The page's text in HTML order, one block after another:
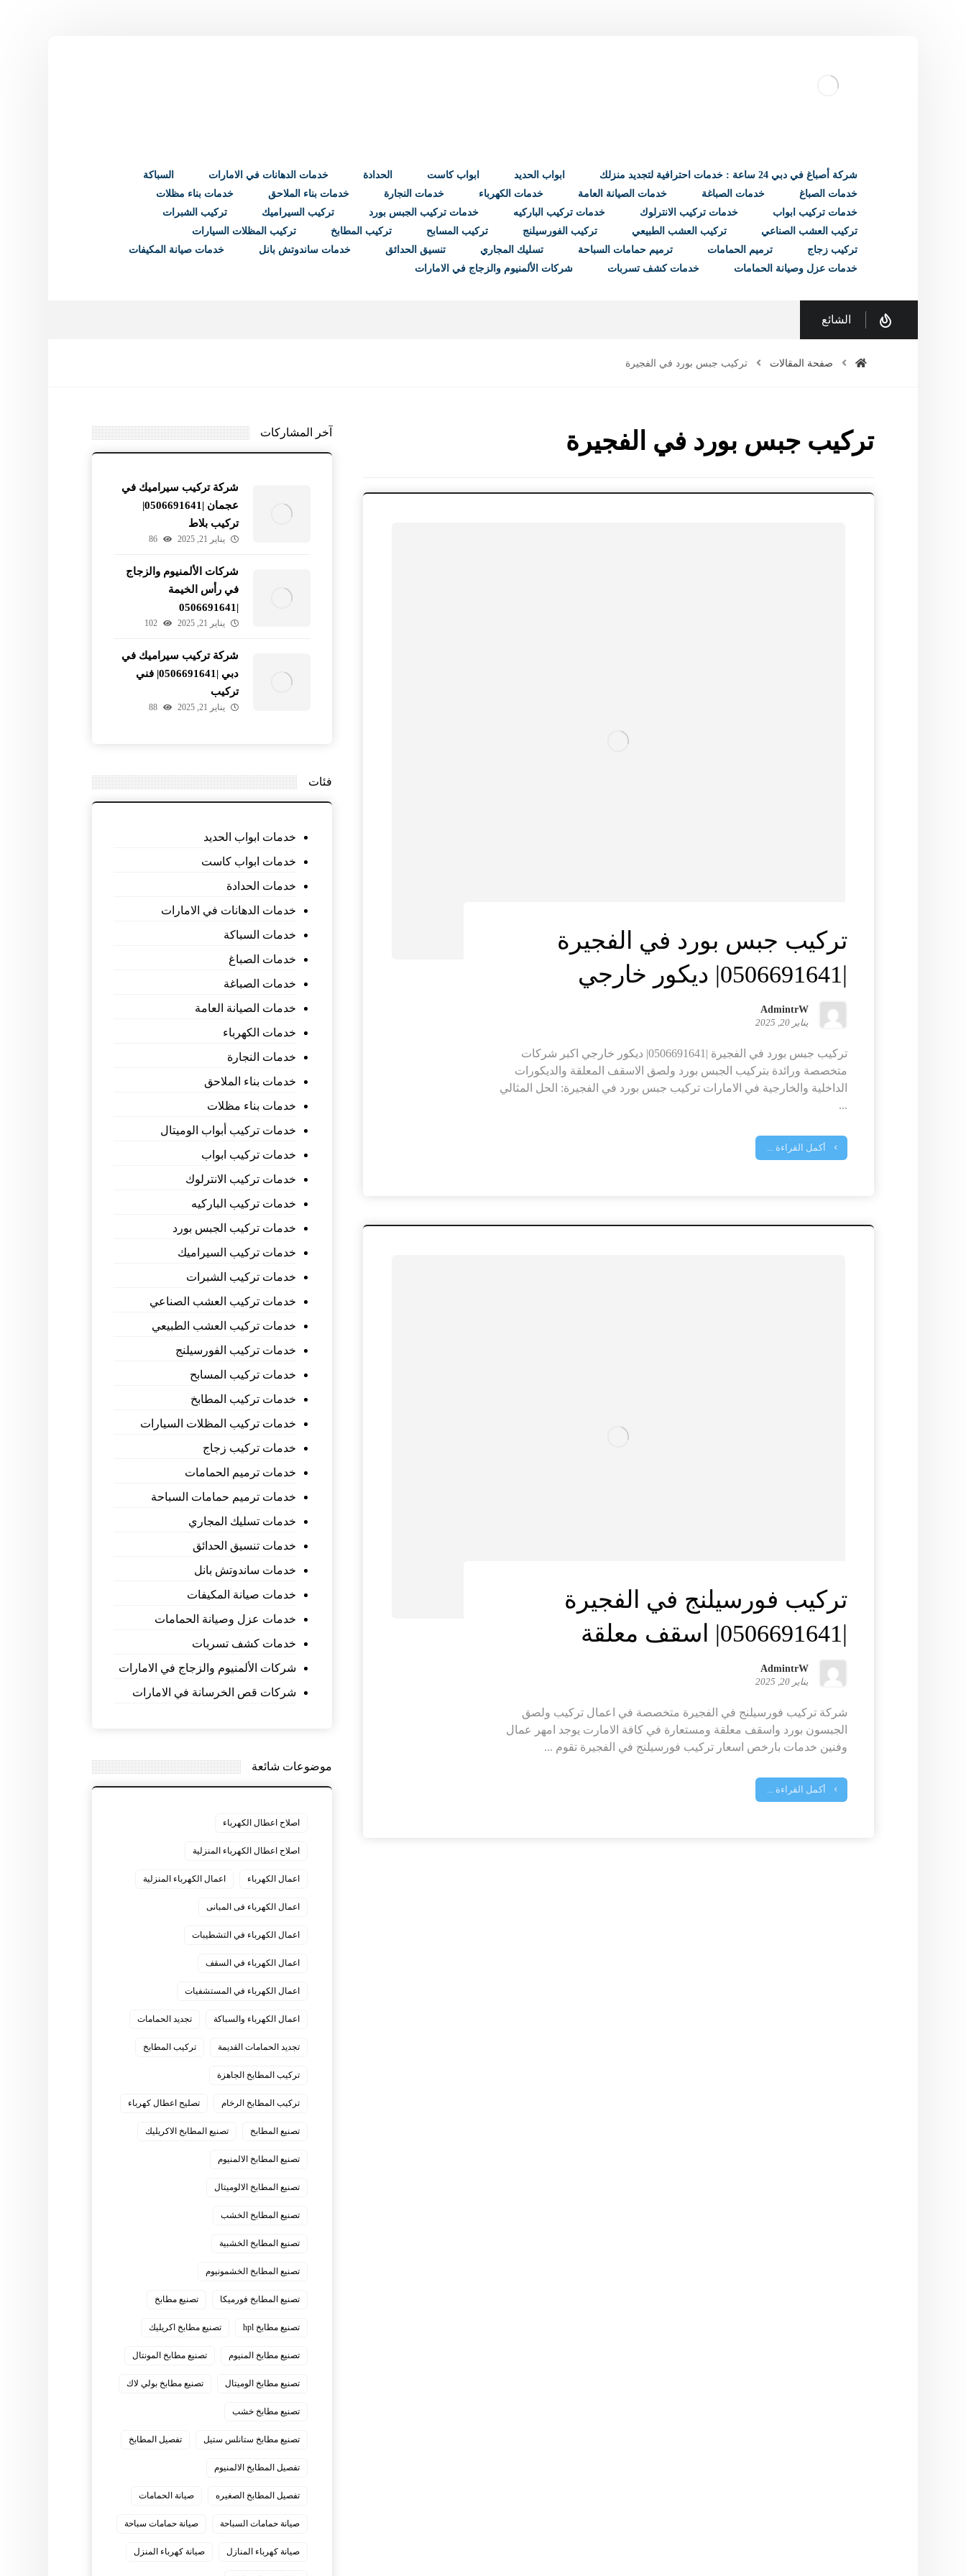
شركة أصباغ في دبي 24 ساعة : خدمات احترافية لتجديد منزلك ابواب الحديد ابواب كاست الحدادة خدمات الدهانات في الامارات
السباكة
خدمات الصباغ
خدمات الصباغة خدمات الصيانة العامة خدمات الكهرباء خدمات النجارة خدمات بناء الملاحق
خدمات بناء مظلات
خدمات تركيب ابواب
خدمات تركيب الانترلوك خدمات تركيب الباركيه خدمات تركيب الجبس بورد تركيب السيراميك
تركيب الشبرات
تركيب العشب الصناعي
تركيب العشب الطبيعي تركيب الفورسيلنج تركيب المسابح تركيب المطابخ
تركيب المظلات السيارات
تركيب زجاج
ترميم الحمامات ترميم حمامات السباحة تسليك المجاري تنسيق الحدائق خدمات ساندوتش بانل
خدمات صيانة المكيفات
خدمات عزل وصيانة الحمامات
خدمات كشف تسربات شركات الألمنيوم والزجاج في الامارات
الشائع
صفحة المقالات تركيب جبس بورد في الفجيرة
تركيب جبس بورد في الفجيرة
تركيب جبس بورد في الفجيرة
|0506691641| ديكور خارجي
AdmintrW
يناير 20, 2025
تركيب جبس بورد في الفجيرة |0506691641| ديكور خارجي اكبر شركات
متخصصة ورائدة بتركيب الجبس بورد ولصق الاسقف المعلقة والديكورات
الداخلية والخارجية في الامارات تركيب جبس بورد في الفجيرة: الحل المثالي
...
أكمل القراءة ...
تركيب فورسيلنج في الفجيرة
|0506691641| اسقف معلقة
AdmintrW
يناير 20, 2025
شركة تركيب فورسيلنج في الفجيرة متخصصة في اعمال تركيب ولصق
الجبسون بورد واسقف معلقة ومستعارة في كافة الامارت يوجد امهر عمال
وفنين خدمات بارخص اسعار تركيب فورسيلنج في الفجيرة تقوم ...
أكمل القراءة ...
آخر المشاركات
شركة تركيب سيراميك في
عجمان |0506691641|
تركيب بلاط
يناير 21, 2025 86
شركات الألمنيوم والزجاج
في رأس الخيمة
|0506691641
يناير 21, 2025 102
شركة تركيب سيراميك في
دبي |0506691641| فني
تركيب
يناير 21, 2025 88
فئات
خدمات ابواب الحديد
خدمات ابواب كاست
خدمات الحدادة
خدمات الدهانات في الامارات
خدمات السباكة
خدمات الصباغ
خدمات الصباغة
خدمات الصيانة العامة
خدمات الكهرباء
خدمات النجارة
خدمات بناء الملاحق
خدمات بناء مظلات
خدمات تركيب أبواب الوميتال
خدمات تركيب ابواب
خدمات تركيب الانترلوك
خدمات تركيب الباركيه
خدمات تركيب الجبس بورد
خدمات تركيب السيراميك
خدمات تركيب الشبرات
خدمات تركيب العشب الصناعي
خدمات تركيب العشب الطبيعي
خدمات تركيب الفورسيلنج
خدمات تركيب المسابح
خدمات تركيب المطابخ
خدمات تركيب المظلات السيارات
خدمات تركيب زجاج
خدمات ترميم الحمامات
خدمات ترميم حمامات السباحة
خدمات تسليك المجاري
خدمات تنسيق الحدائق
خدمات ساندوتش بانل
خدمات صيانة المكيفات
خدمات عزل وصيانة الحمامات
خدمات كشف تسربات
شركات الألمنيوم والزجاج في الامارات
شركات قص الخرسانة في الامارات
موضوعات شائعة
اصلاح اعطال الكهرباء
اصلاح اعطال الكهرباء المنزلية
اعمال الكهرباء اعمال الكهرباء المنزلية
اعمال الكهرباء فى المبانى
اعمال الكهرباء في التشطيبات
اعمال الكهرباء في السقف
اعمال الكهرباء في المستشفيات
اعمال الكهرباء والسباكة تجديد الحمامات
تجديد الحمامات القديمة تركيب المطابخ
تركيب المطابخ الجاهزة
تركيب المطابخ الرخام تصليح اعطال كهرباء
تصنيع المطابخ تصنيع المطابخ الاكريليك
تصنيع المطابخ الالمنيوم
تصنيع المطابخ الالوميتال
تصنيع المطابخ الخشب
تصنيع المطابخ الخشبية
تصنيع المطابخ الخشمونيوم
تصنيع المطابخ فورميكا تصنيع مطابخ
تصنيع مطابخ hpl تصنيع مطابخ اكريليك
تصنيع مطابخ المنيوم تصنيع مطابخ المونتال
تصنيع مطابخ الوميتال تصنيع مطابخ بولي لاك
تصنيع مطابخ خشب
تصنيع مطابخ ستانلس ستيل تفصيل المطابخ
تفصيل المطابخ الالمنيوم
تفصيل المطابخ الصغيره صيانة الحمامات
صيانة حمامات السباحة صيانة حمامات سباحة
صيانة كهرباء المنازل صيانة كهرباء المنزل